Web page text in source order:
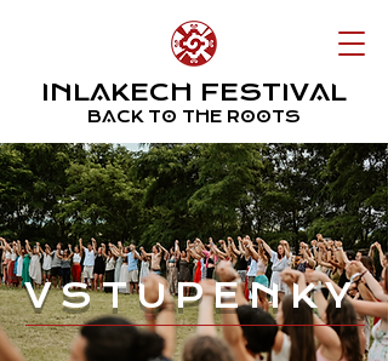
INLAKECH FESTIVAL
BACK TO THE ROOTS
VSTUPENKY